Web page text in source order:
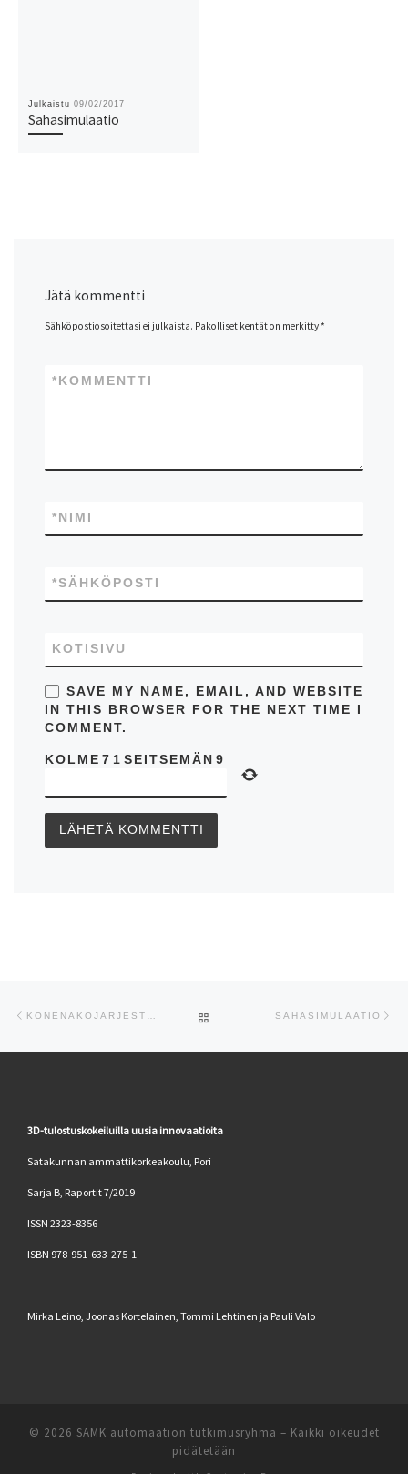
Julkaistu 09/02/2017
Sahasimulaatio
Jätä kommentti
Sähköpostiosoitettasi ei julkaista. Pakolliset kentät on merkitty*
KOMMENTTI
*
NIMI
*
SÄHKÖPOSTI
*
KOTISIVU
SAVE MY NAME, EMAIL, AND WEBSITE
IN THIS BROWSER FOR THE NEXT TIME I
COMMENT.
KOLME 7 1 SEITSEMÄN 9
Artikkelien navigointi ARTIKKELISIVULLESAHASIMULAATIO
3D-tulostuskokeiluilla uusia innovaatioita
Satakunnan ammattikorkeakoulu, Pori
Sarja B, Raportit 7/2019
ISSN 2323-8356
ISBN 978-951-633-275-1
Mirka Leino, Joonas Kortelainen, Tommi Lehtinen ja Pauli Valo
© 2026 SAMK automaation tutkimusryhmä – Kaikki oikeudet
pidätetään